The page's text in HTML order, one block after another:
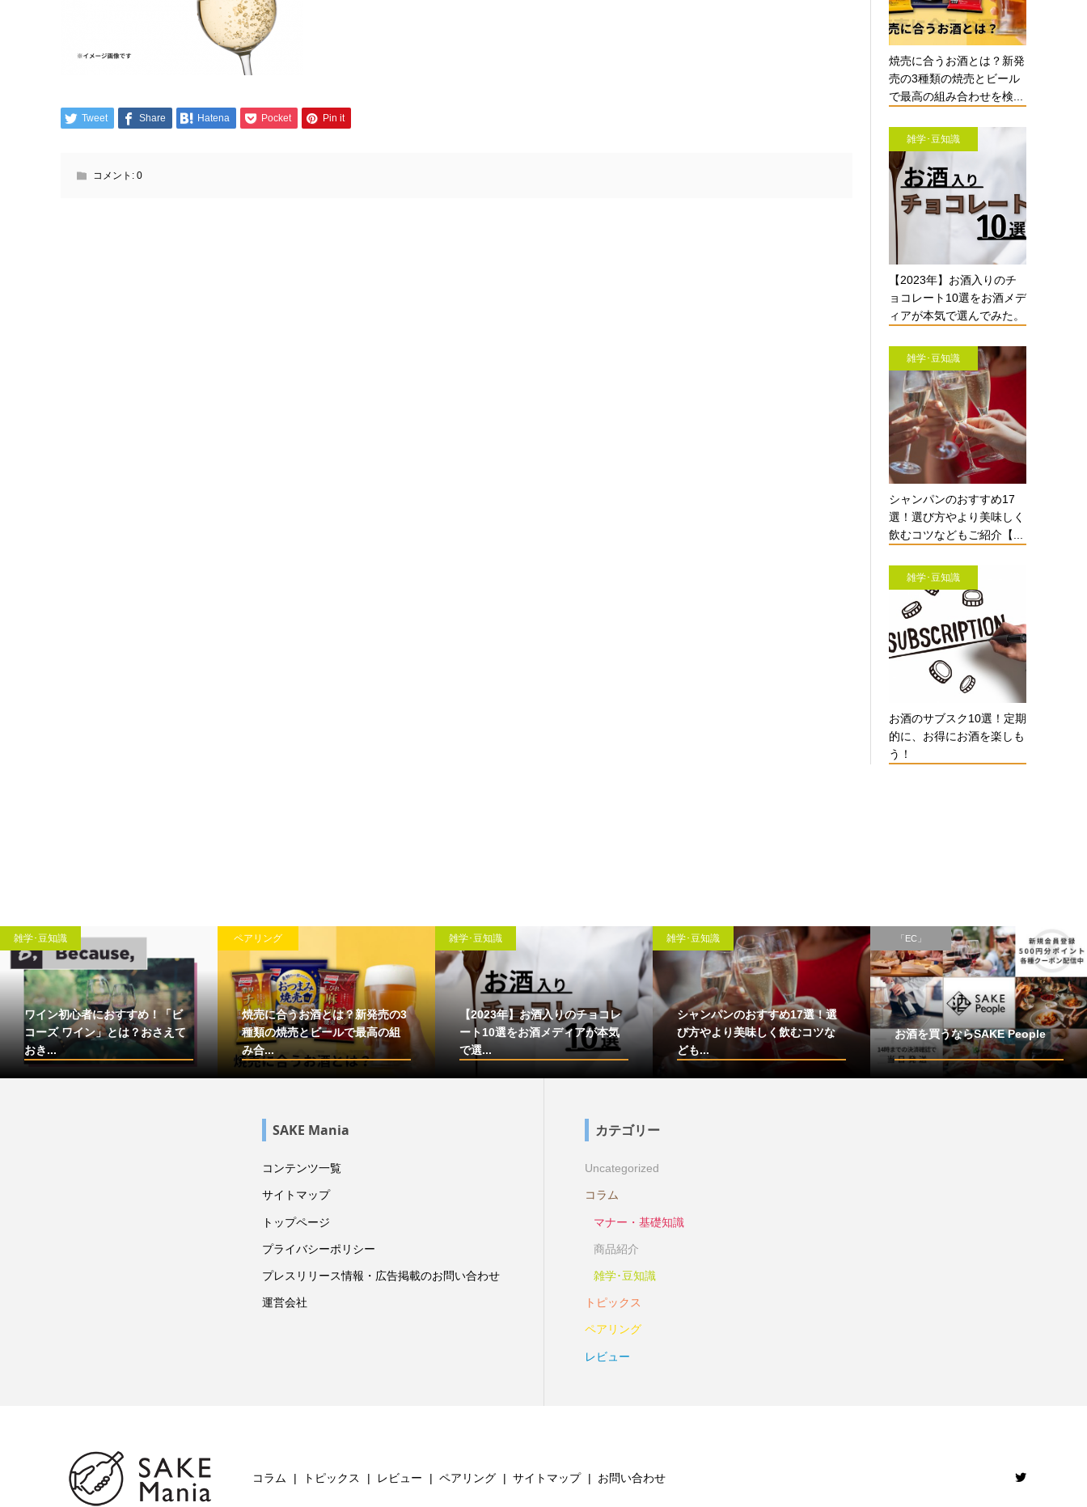
Tweet Share Hatena Pocket Pin it
コメント: 0
焼売に合うお酒とは？新発
売の3種類の焼売とビール
で最高の組み合わせを検...
雑学･豆知識
【2023年】お酒入りのチ
ョコレート10選をお酒メデ
ィアが本気で選んでみた。
雑学･豆知識
シャンパンのおすすめ17
選！選び方やより美味しく
飲むコツなどもご紹介【...
雑学･豆知識
お酒のサブスク10選！定期
的に、お得にお酒を楽しも
う！
雑学･豆知識
ワイン初心者におすすめ！「ビ
コーズ ワイン」とは？おさえて
おき...
ペアリング
焼売に合うお酒とは？新発売の3
種類の焼売とビールで最高の組
み合...
雑学･豆知識
【2023年】お酒入りのチョコレ
ート10選をお酒メディアが本気
で選...
雑学･豆知識
シャンパンのおすすめ17選！選
び方やより美味しく飲むコツな
ども...
「EC」
お酒を買うならSAKE People
SAKE Mania
コンテンツ一覧
サイトマップ
トップページ
プライバシーポリシー
プレスリリース情報・広告掲載のお問い合わせ
運営会社
カテゴリー
Uncategorized
コラム
マナー・基礎知識
商品紹介
雑学･豆知識
トピックス
ペアリング
レビュー
コラム トピックス レビュー ペアリング サイトマップ お問い合わせ